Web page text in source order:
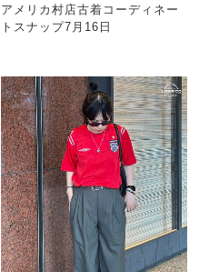
アメリカ村店古着コーディネー
トスナップ7月16日